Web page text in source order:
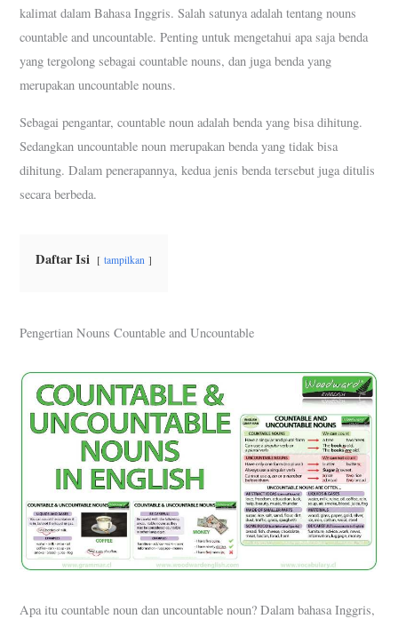
e
b
o
k
t
t
e
t
s
A
p
e
t
e
s
t
e
g
kalimat dalam Bahasa Inggris. Salah satunya adalah tentang nouns
countable and uncountable. Penting untuk mengetahui apa saja benda
yang tergolong sebagai countable nouns, dan juga benda yang
merupakan uncountable nouns.
Sebagai pengantar, countable noun adalah benda yang bisa dihitung.
Sedangkan uncountable noun merupakan benda yang tidak bisa
dihitung. Dalam penerapannya, kedua jenis benda tersebut juga ditulis
secara berbeda.
Daftar Isi tampilkan
Pengertian Nouns Countable and Uncountable
Apa itu countable noun dan uncountable noun? Dalam bahasa Inggris,